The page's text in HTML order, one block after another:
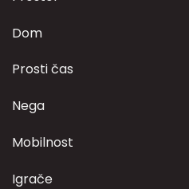
Dom
Prosti čas
Nega
Mobilnost
Igrače